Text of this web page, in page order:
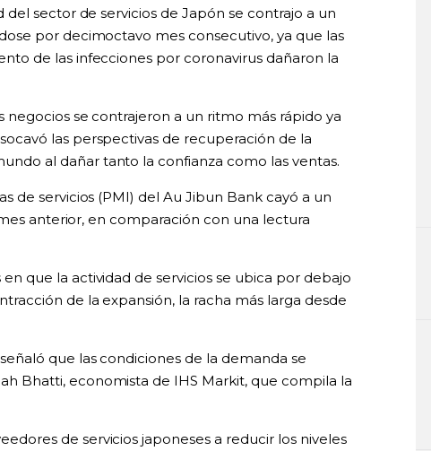
del sector de servicios de Japón se contrajo a un
por decimoctavo mes consecutivo, ya que las
de las infecciones por coronavirus dañaron la
negocios se contrajeron a un ritmo más rápido ya
las perspectivas de recuperación de la
al dañar tanto la confianza como las ventas.
de servicios (PMI) del Au Jibun Bank cayó a un
anterior, en comparación con una lectura
que la actividad de servicios se ubica por debajo
de la expansión, la racha más larga desde
que las condiciones de la demanda se
Bhatti, economista de IHS Markit, que compila la
de servicios japoneses a reducir los niveles